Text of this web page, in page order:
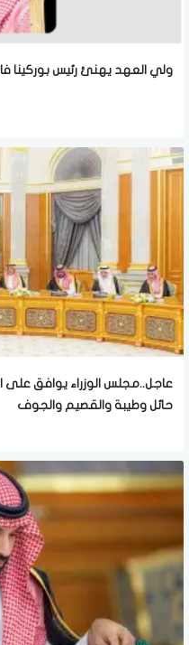
ولي العهد يهنئ رئيس بوركينا
عاجل..مجلس الوزراء يوافق على
حائل وطيبة والقصيم والجوف